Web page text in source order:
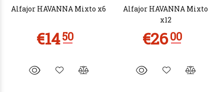
Alfajor HAVANNA Mixto x6
Alfajor HAVANNA Mixto
x12